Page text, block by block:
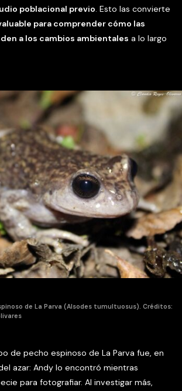
poblacional previo . Esto las convierte
para comprender cómo las
a los cambios ambientales a lo largo
de La Parva (Alsodes tumultuosus). Créditos:
de pecho espinoso de La Parva fue, en
azar: Andy lo encontró mientras
para fotografiar. Al investigar más,